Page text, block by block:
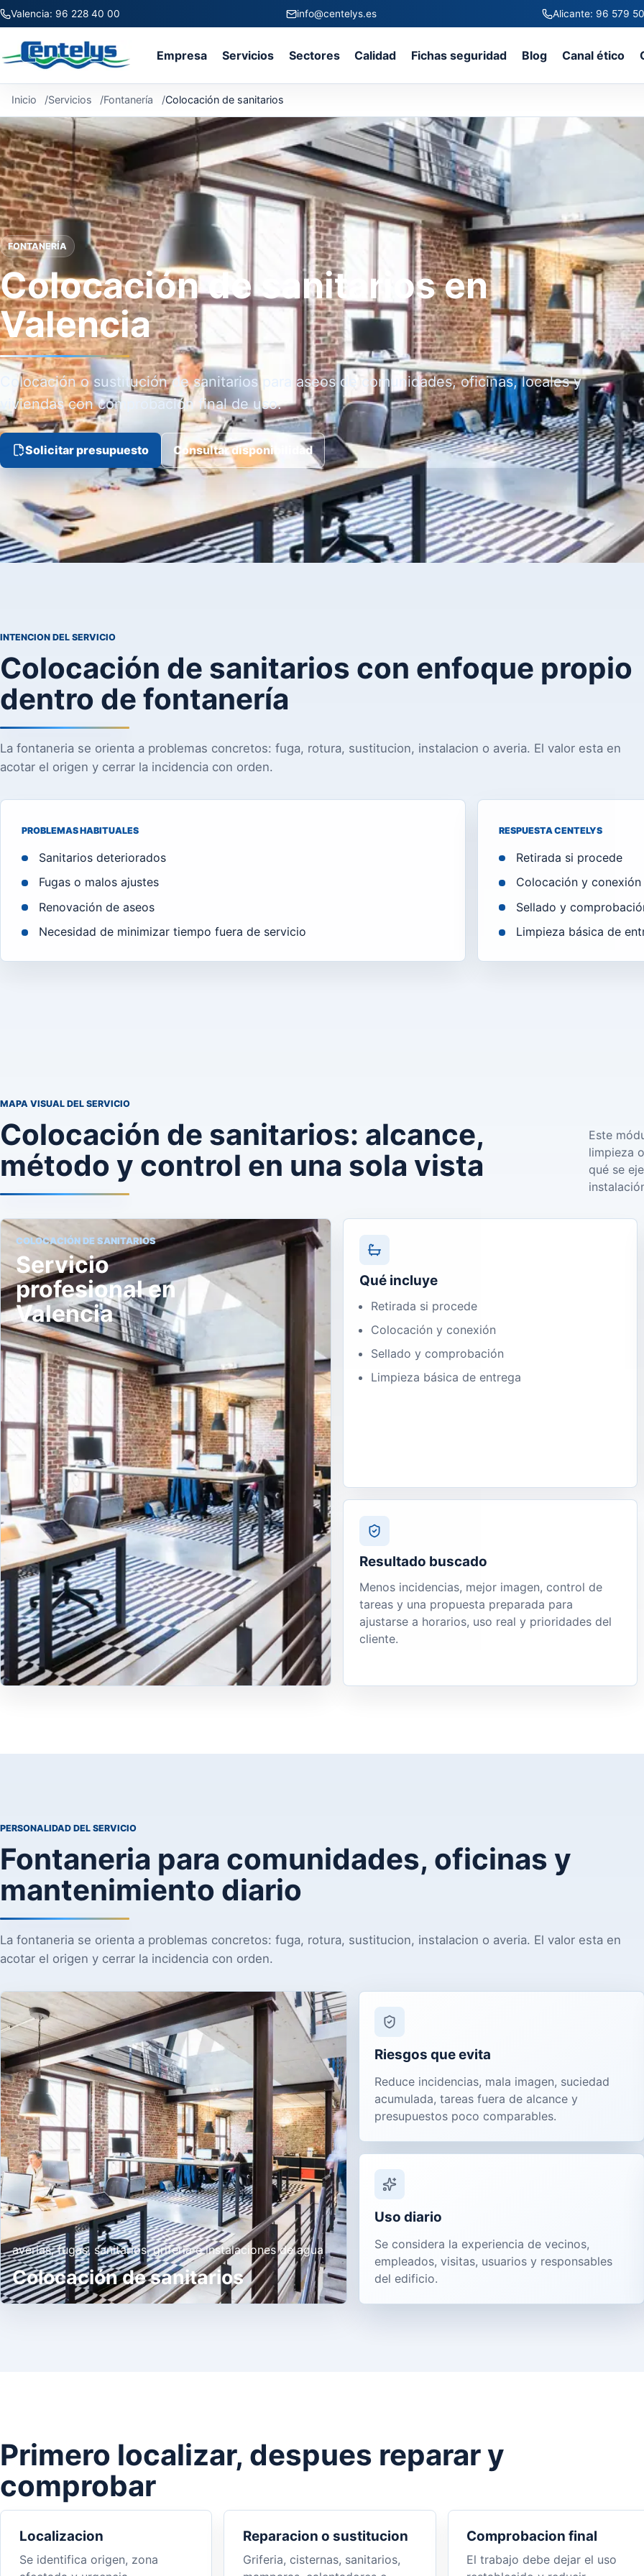
Valencia: 96 228 40 00 info@centelys.es Alicante: 96 579
Empresa Servicios Sectores Calidad Fichas seguridad Blog Canal ético
Inicio Servicios Fontanería Colocación de sanitarios
FONTANERÍA
Colocación de sanitarios en
Valencia
Colocación o sustitución de sanitarios para aseos de comunidades, oficinas, locales y
viviendas con comprobación final de uso.
Solicitar presupuesto Consultar disponibilidad
INTENCION DEL SERVICIO
Colocación de sanitarios con enfoque propio
dentro de fontanería
La fontaneria se orienta a problemas concretos: fuga, rotura, sustitucion, instalacion o averia. El valor esta en
acotar el origen y cerrar la incidencia con orden.
PROBLEMAS HABITUALES
Sanitarios deteriorados
Fugas o malos ajustes
Renovación de aseos
Necesidad de minimizar tiempo fuera de servicio
RESPUESTA CENTELYS
Retirada si procede
Colocación y conexión
Sellado y
Limpieza básica de
MAPA VISUAL DEL SERVICIO
Colocación de sanitarios: alcance,
método y control en una sola vista
Este
limpieza
qué se
COLOCACIÓN DE SANITARIOS
Servicio
profesional en
Valencia
Qué incluye
Retirada si procede
Colocación y conexión
Sellado y comprobación
Limpieza básica de entrega
Resultado buscado
Menos incidencias, mejor imagen, control de
tareas y una propuesta preparada para
ajustarse a horarios, uso real y prioridades del
cliente.
PERSONALIDAD DEL SERVICIO
Fontaneria para comunidades, oficinas y
mantenimiento diario
La fontaneria se orienta a problemas concretos: fuga, rotura, sustitucion, instalacion o averia. El valor esta en
acotar el origen y cerrar la incidencia con orden.
averias, fugas, sanitarios, griferia e instalaciones de agua
Colocación de sanitarios
Riesgos que evita
Reduce incidencias, mala imagen, suciedad
acumulada, tareas fuera de alcance y
presupuestos poco comparables.
Uso diario
Se considera la experiencia de vecinos,
empleados, visitas, usuarios y responsables
del edificio.
Primero localizar, despues reparar y
comprobar
Localizacion
Se identifica origen, zona
Reparacion o sustitucion
Griferia, cisternas, sanitarios,
Comprobacion final
El trabajo debe dejar el uso